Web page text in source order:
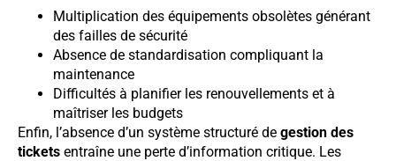
Multiplication des équipements obsolètes générant
des failles de sécurité
Absence de standardisation compliquant la
maintenance
Difficultés à planifier les renouvellements et à
maîtriser les budgets
Enfin, l’absence d’un système structuré de gestion des
tickets entraîne une perte d’information critique. Les